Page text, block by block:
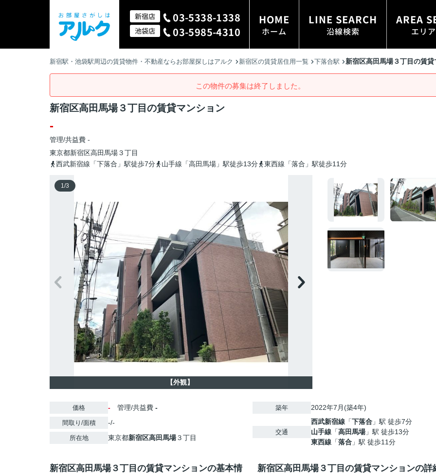
新宿店 03-5338-1338
池袋店 03-5985-4310
HOME
ホーム
LINE SEARCH
沿線検索
AREA
エリ
新宿駅・池袋駅周辺の賃貸物件・不動産ならお部屋探しはアルク 新宿区の賃貸居住用一覧 下落合駅 新宿区高田馬場３丁目の賃
この物件の募集は終了しました。
新宿区高田馬場３丁目の賃貸マンション
-
管理/共益費 -
東京都新宿区高田馬場３丁目
西武新宿線「下落合」駅徒歩7分
山手線「高田馬場」駅徒歩13分 東西線「落合」駅徒歩11分
1/3
【外観】
価格 - 管理/共益費 -
間取り/面積 -/-
所在地 東京都新宿区高田馬場３丁目
築年 2022年7月(築4年)
交通
西武新宿線 「下落合 」駅 徒歩7分
山手線 「高田馬場」駅 徒歩13分
東西線 「落合 」駅 徒歩11分
新宿区高田馬場３丁目の賃貸マンションの基本情
新宿区高田馬場３丁目の賃貸マンションの詳